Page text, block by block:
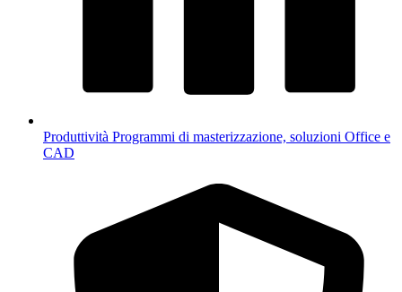
Produttività Programmi di masterizzazione, soluzioni Office e
CAD